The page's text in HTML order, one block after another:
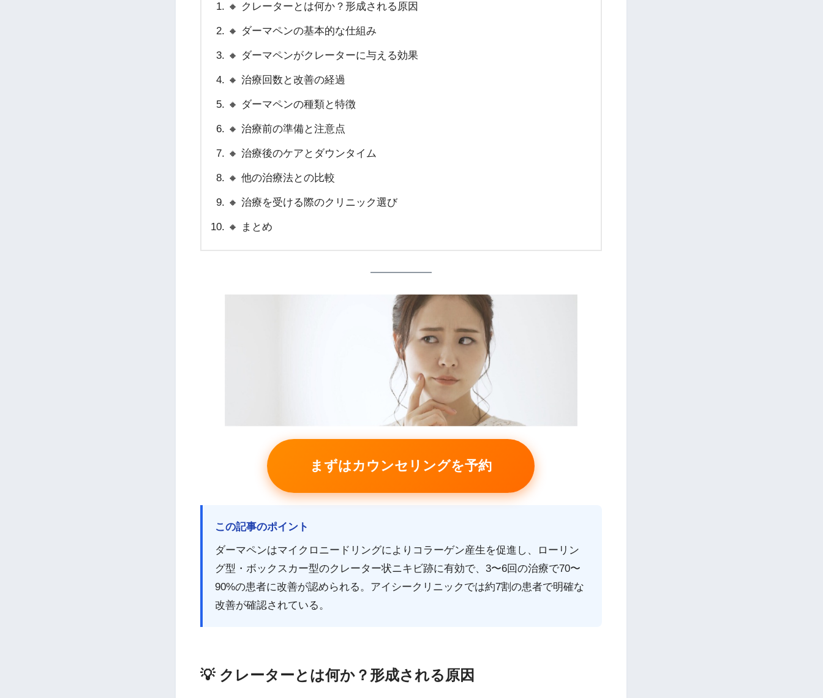
🔸 クレーターとは何か？形成される原因
🔸 ダーマペンの基本的な仕組み
🔸 ダーマペンがクレーターに与える効果
🔸 治療回数と改善の経過
🔸 ダーマペンの種類と特徴
🔸 治療前の準備と注意点
🔸 治療後のケアとダウンタイム
🔸 他の治療法との比較
🔸 治療を受ける際のクリニック選び
🔸 まとめ
まずはカウンセリングを予約
この記事のポイント
ダーマペンはマイクロニードリングによりコラーゲン産生を促進し、ローリン
グ型・ボックスカー型のクレーター状ニキビ跡に有効で、3〜6回の治療で70〜
90%の患者に改善が認められる。アイシークリニックでは約7割の患者で明確な
改善が確認されている。
💡 クレーターとは何か？形成される原因